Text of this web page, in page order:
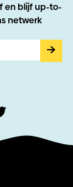
en blijf up-to-
netwerk